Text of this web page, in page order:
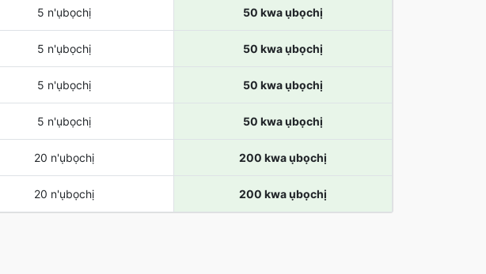
5 n'ụbọchị 50 kwa ụbọchị
5 n'ụbọchị 50 kwa ụbọchị
5 n'ụbọchị 50 kwa ụbọchị
5 n'ụbọchị 50 kwa ụbọchị
20 n'ụbọchị 200 kwa ụbọchị
20 n'ụbọchị 200 kwa ụbọchị